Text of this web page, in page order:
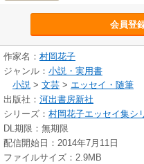
会員登
作家名： 村岡花子
ジャンル： 小説・実用書
小説 > 文芸 > エッセイ・随筆
出版社： 河出書房新社
シリーズ： 村岡花子エッセイ集シ
DL期限：無期限
配信開始日：2014年7月11日
ファイルサイズ：2.9MB